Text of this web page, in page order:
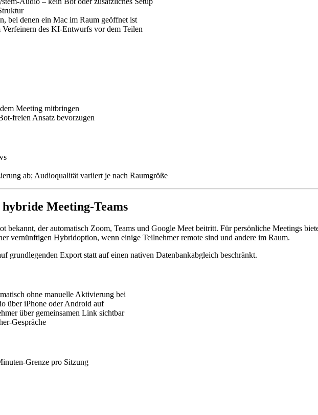
bei denen ein Mac im Raum geöffnet ist
Verfeinern des KI-Entwurfs vor dem Teilen
Meeting mitbringen
freien Ansatz bevorzugen
ab; Audioqualität variiert je nach Raumgröße
Meeting-Teams
bekannt, der automatisch Zoom, Teams und Google Meet beitritt. Für persönliche Meetings
vernünftigen Hybridoption, wenn einige Teilnehmer remote sind und andere im Raum.
grundlegenden Export statt auf einen nativen Datenbankabgleich beschränkt.
ohne manuelle Aktivierung bei
über iPhone oder Android auf
über gemeinsamen Link sichtbar
Gespräche
Grenze pro Sitzung